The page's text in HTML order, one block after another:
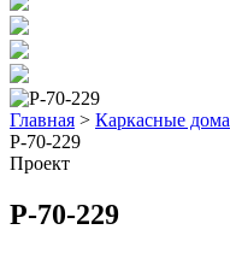
Главная > Каркасные дома
Р-70-229
Проект
Р-70-229